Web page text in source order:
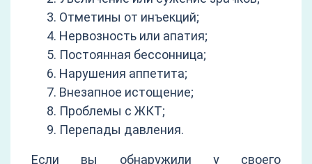
Отметины от инъекций;
Нервозность или апатия;
Постоянная бессонница;
Нарушения аппетита;
Внезапное истощение;
Проблемы с ЖКТ;
Перепады давления.
Если вы обнаружили у своего